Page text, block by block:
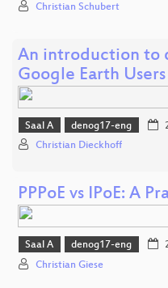
Christian Schubert
An introduction to
Google Earth Users
Saal A denog17-eng
Christian Dieckhoff
PPPoE vs IPoE: A
Saal A denog17-eng
Christian Giese